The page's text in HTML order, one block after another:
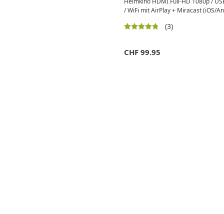
/ WiFi mit AirPlay + Miracast (iOS/
(3)
CHF 99.95